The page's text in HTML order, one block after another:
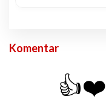
Komentar
👍❤️